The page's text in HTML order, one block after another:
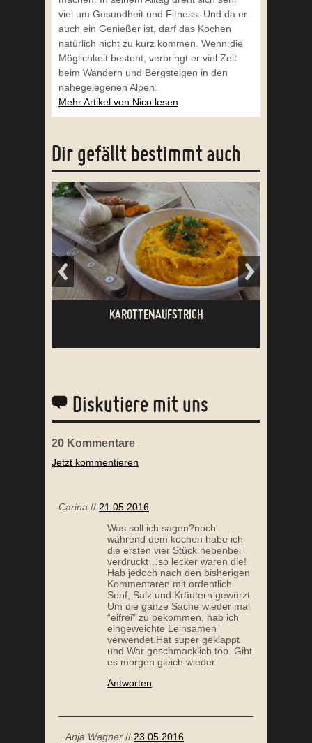
viel um Gesundheit und Fitness. Und da er
auch ein Genießer ist, darf das Kochen
natürlich nicht zu kurz kommen. Wenn die
Möglichkeit besteht, verbringt er viel Zeit
beim Wandern und Bergsteigen in den
nahegelegenen Alpen.
Mehr Artikel von Nico lesen
Dir gefällt bestimmt auch
KAROTTENAUFSTRICH
SCHOKODATTELN
Diskutiere mit uns
20 Kommentare
Jetzt kommentieren
Carina // 21.05.2016
Was soll ich sagen?noch
während dem kochen habe ich
die ersten vier Stück nebenbei
verdrückt…so lecker waren die!
Hab jedoch nach den bisherigen
Kommentaren mit ordentlich
Senf, Salz und Kräutern gewürzt.
Um die ganze Sache wieder mal
“eifrei” zu bekommen, hab ich
eingeweichte Leinsamen
verwendet.Hat super geklappt
und War geschmacklich top. Gibt
es morgen gleich wieder.
Antworten
Anja Wagner // 23.05.2016